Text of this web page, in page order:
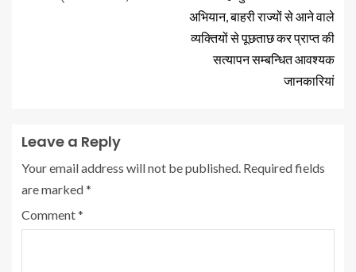
अभियान, बाहरी राज्यों से आने वाले
व्यक्तियों से पूछताछ कर प्राप्त की
सत्यापन सम्बन्धित आवश्यक
जानकारियां
Leave a Reply
Your email address will not be published. Required fields
are marked*
Comment*